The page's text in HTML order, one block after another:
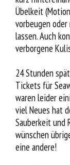
Übelkeit
vorbeugen
lassen. Auch
verborgene
24 Stunden
Tickets für
waren leider
viel Neues hat
Sauberkeit und
wünschen
eine andere!